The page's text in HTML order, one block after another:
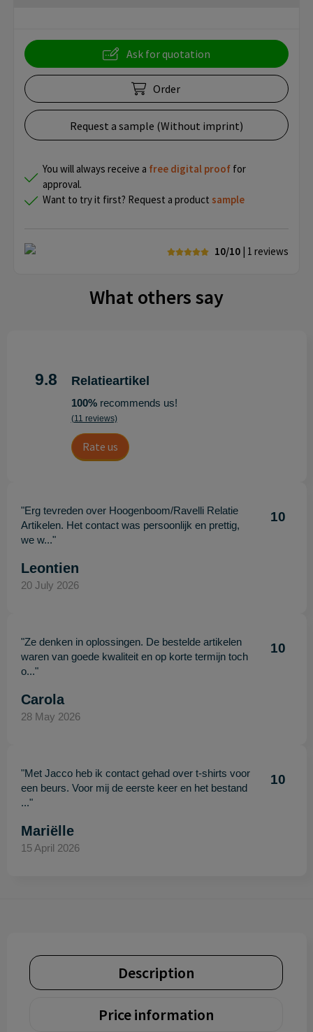
Ask for quotation
Order
Request a sample (Without imprint)
You will always receive a free digital proof for
approval.
Want to try it first? Request a product sample
10/10 | 1 reviews
What others say
9.8 Relatieartikel
100%recommends us!
(11 reviews)
Rate us
"Erg tevreden over Hoogenboom/Ravelli Relatie
Artikelen. Het contact was persoonlijk en prettig,
we w..."
10
Leontien
20 July 2026
"Ze denken in oplossingen. De bestelde artikelen
waren van goede kwaliteit en op korte termijn toch
o..."
10
Carola
28 May 2026
"Met Jacco heb ik contact gehad over t-shirts voor
een beurs. Voor mij de eerste keer en het bestand
..."
10
Mariëlle
15 April 2026
Description
Price information